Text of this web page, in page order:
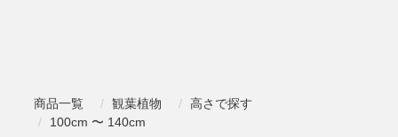
商品一覧 観葉植物
高さで探す
100cm 〜 140cm